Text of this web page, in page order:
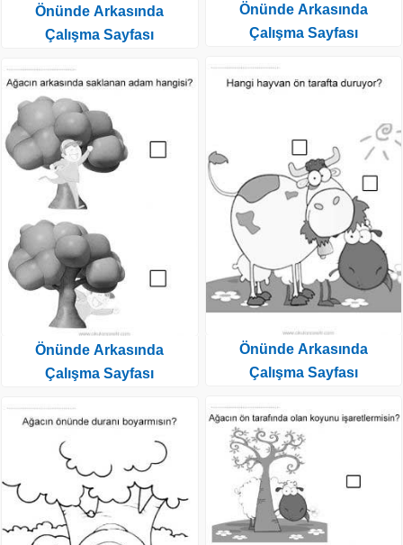
Önünde Arkasında
Çalışma Sayfası
Önünde Arkasında
Çalışma Sayfası
Önünde Arkasında
Çalışma Sayfası
Önünde Arkasında
Çalışma Sayfası